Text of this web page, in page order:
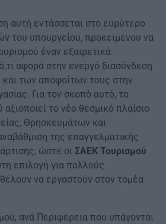
αυτή εντάσσεται στο ευρύτερο
του υπουργείου, προκειμένου να
έναν εξαιρετικά
αφορά στην ενεργό διασύνδεση
των αποφοίτων τους στην
Για τον σκοπό αυτό, το
το νέο θεσμικό πλαίσιο
Θρησκευμάτων και
της επαγγελματικής
ώστε οι ΣΑΕΚ Τουρισμού
επιλογή για πολλούς
να εργαστούν στον τομέα
ανά Περιφέρεια που υπάγονται